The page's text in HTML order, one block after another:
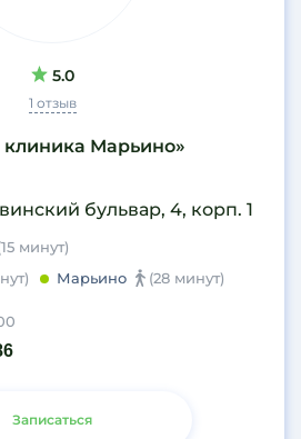
5.0
1 отзыв
клиника Марьино»
бульвар, 4, корп. 1
минут)
Марьино (28 минут)
Записаться